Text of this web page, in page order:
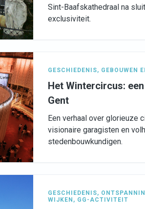
Sint-Baafskathedraal na
exclusiviteit.
GESCHIEDENIS, GEBOUWEN
Het Wintercircus:
Gent
Een verhaal over glorieuze
visionaire garagisten en
stedenbouwkundigen.
GESCHIEDENIS,
WIJKEN , GG-ACTIVITEIT